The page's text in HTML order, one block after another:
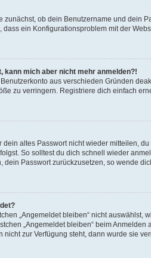
zunächst, ob dein Benutzername und dein
ein Konfigurationsproblem mit der
mich aber nicht mehr anmelden?!
aus verschieden Gründen
zu verringern. Registriere dich einfach
altes Passwort nicht wieder mitteilen,
So solltest du dich schnell wieder
Passwort zurückzusetzen, so wende
„Angemeldet bleiben“ nicht
„Angemeldet bleiben“ beim
nicht zur Verfügung steht, dann wurde sie